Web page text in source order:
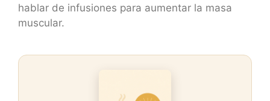
hablar de infusiones para aumentar la masa
muscular.